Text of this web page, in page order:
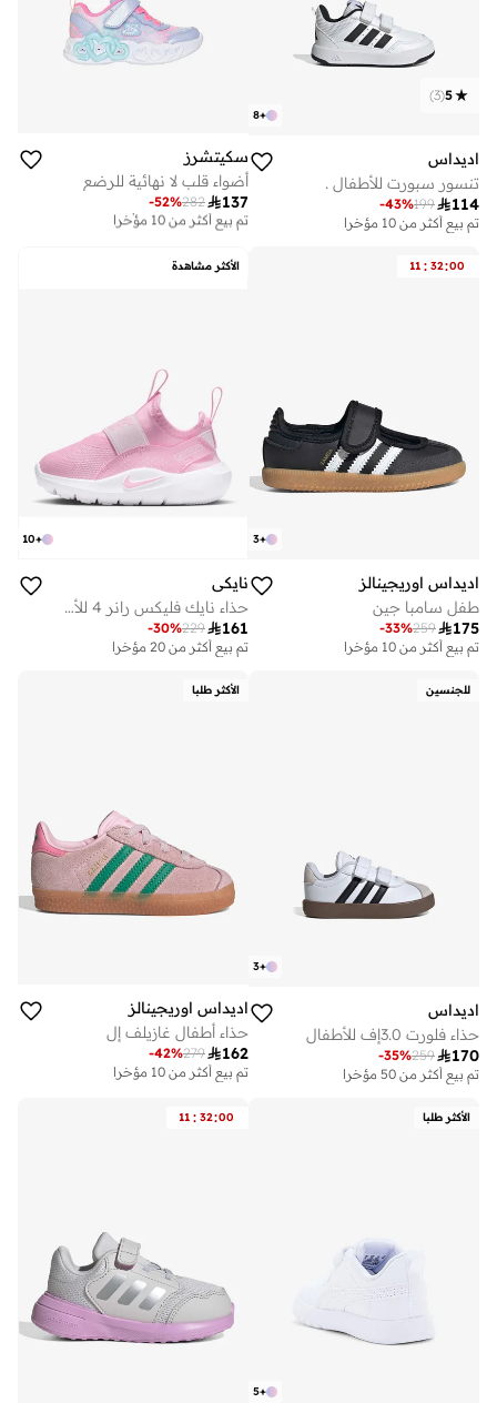
+
8
5
(
3
)
اديداس
تنسور سبورت للأطفال .
114
199
-43%
تم بيع أكثر من 10 مؤخرا
سكيتشرز
أضواء قلب لا نهائية للرضع
137
282
-52%
أفضل سعر لهذا العام
تم بيع أكثر من 10 مؤخرا
11 : 32:00
+
3
اديداس اوريجينالز
طفل سامبا جين
175
259
-33%
تم بيع أكثر من 10 مؤخرا
الأكثر مشاهدة
+
10
نايكي
حذاء نايك فليكس رانر 4 للأطفال
161
229
-30%
تم بيع أكثر من 20 مؤخرا
للجنسين
+
3
اديداس
حذاء فلورت 3.0إف للأطفال
170
259
-35%
تم بيع أكثر من 50 مؤخرا
الأكثر طلبا
اديداس اوريجينالز
حذاء أطفال غازيلف إل
162
279
-42%
تم بيع أكثر من 10 مؤخرا
الأكثر طلبا
+
5
11 : 32:00